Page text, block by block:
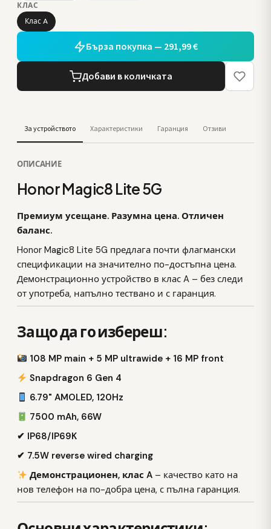
КЛАС
Клас A
Бърза покупка — 291,99 €
Добави в количката
За устройството Характеристики Гаранция Отзиви
ОПИСАНИЕ
Honor Magic8 Lite 5G
Премиум усещане. Разумна цена. Отличен
баланс.
Honor Magic8 Lite 5G предлага почти флагмански
спецификации на значително по-достъпна цена.
Демонстрационно устройство в клас A – без следи
от употреба, напълно тествано и с гаранция.
Защо да го избереш:
108 MP main + 5 MP ultrawide + 16 MP front
Snapdragon 6 Gen 4
6.79" AMOLED, 120Hz
7500 mAh, 66W
✔ IP68/IP69K
✔ 7.5W reverse wired charging
Демонстрационен, клас A – качество като на
нов телефон на по-добра цена, с пълна гаранция.